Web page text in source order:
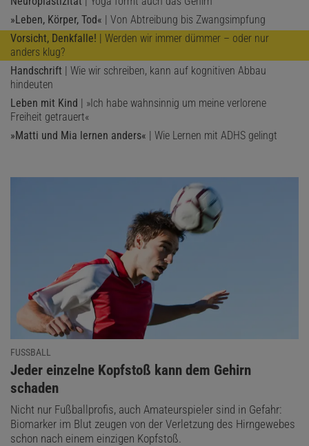
»Leben, Körper, Tod« | Von Abtreibung bis Zwangsimpfung
Vorsicht, Denkfalle! | Werden wir immer dümmer – oder nur
anders klug?
Handschrift | Wie wir schreiben, kann auf kognitiven Abbau
hindeuten
Leben mit Kind | »Ich habe wahnsinnig um meine verlorene
Freiheit getrauert«
»Matti und Mia lernen anders« | Wie Lernen mit ADHS gelingt
FUSSBALL
:
Jeder einzelne Kopfstoß kann dem Gehirn
schaden
Nicht nur Fußballprofis, auch Amateurspieler sind in Gefahr:
Biomarker im Blut zeugen von der Verletzung des Hirngewebes
schon nach einem einzigen Kopfstoß.